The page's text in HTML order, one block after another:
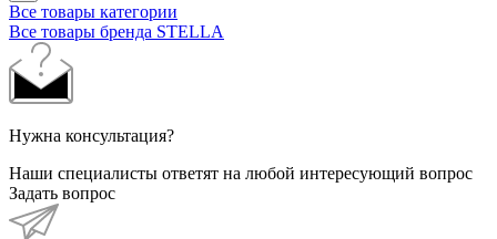
Все товары категории
Все товары бренда STELLA
Нужна консультация?
Наши специалисты ответят на любой интересующий вопрос
Задать вопрос